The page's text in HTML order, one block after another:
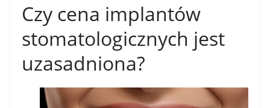
Czy cena implantów
stomatologicznych jest
uzasadniona?